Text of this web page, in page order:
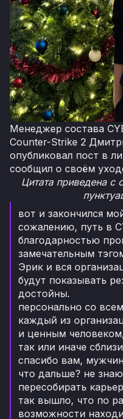
Менеджер состава
Counter-Strike 2
опубликовал пост в
сообщил о своём
Цитата приведена с
вот и закончился
сожалению, путь в
благодарностью
замечательным
Эрик и вся
будут показывать
достойны.
персонально со
каждый из
и ценным
так или иначе
спасибо вам,
что дальше? не
пересобирать
так вышло, что по
возможности